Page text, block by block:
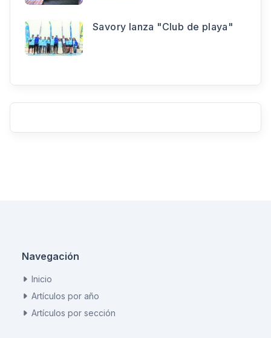
Savory lanza "Club de playa"
Navegación
Inicio
Artículos por año
Artículos por sección